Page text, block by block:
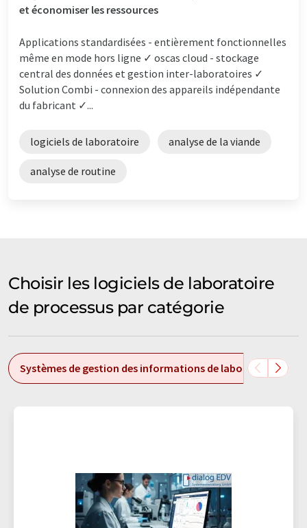
et économiser les ressources
Applications standardisées - entièrement fonctionnelles
même en mode hors ligne ✓ oscas cloud - stockage
central des données et gestion inter-laboratoires ✓
Solution Combi - connexion des appareils indépendante
du fabricant ✓...
logiciels de laboratoire analyse de la viande
analyse de routine
Choisir les logiciels de laboratoire
de processus par catégorie
Systèmes de gestion des informations de laboratoire